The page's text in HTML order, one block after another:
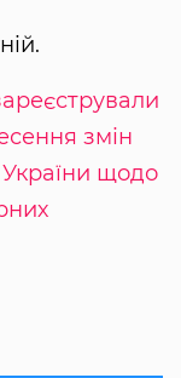
змін
України щодо